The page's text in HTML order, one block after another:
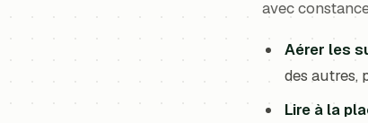
avec
Aérer les
des autres,
Lire à la